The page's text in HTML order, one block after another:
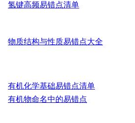
氢键高频易错点清单
物质结构与性质易错点大全
有机化学基础易错点清单
有机物命名中的易错点